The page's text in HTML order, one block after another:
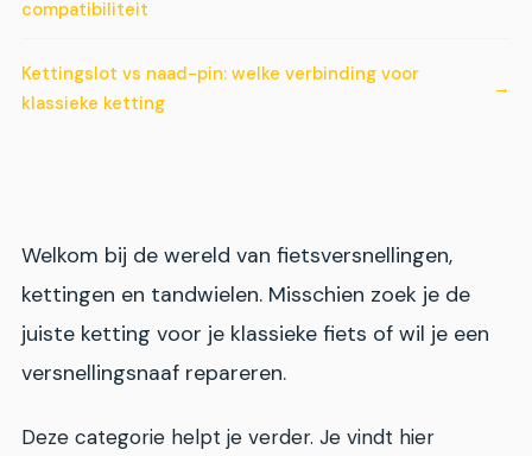
compatibiliteit
Kettingslot vs naad-pin: welke verbinding voor
klassieke ketting
Welkom bij de wereld van fietsversnellingen,
kettingen en tandwielen. Misschien zoek je de
juiste ketting voor je klassieke fiets of wil je een
versnellingsnaaf repareren.
Deze categorie helpt je verder. Je vindt hier